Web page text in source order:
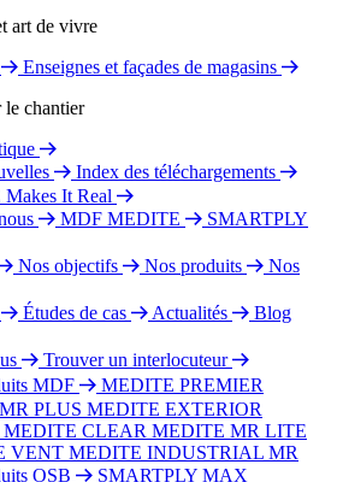
art de vivre
Enseignes et façades de magasins
le chantier
Index des téléchargements
It Real
MDF MEDITE
SMARTPLY
Nos objectifs Nos produits
Nos
Études de cas Actualités
Blog
Trouver un interlocuteur
MDF
MEDITE PREMIER
PLUS MEDITE EXTERIOR
MEDITE CLEAR MEDITE MR LITE
VENT MEDITE INDUSTRIAL MR
OSB
SMARTPLY MAX